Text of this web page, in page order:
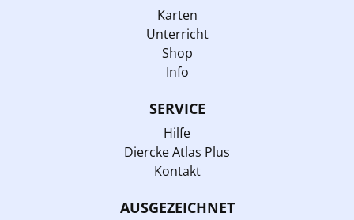
Karten
Unterricht
Shop
Info
SERVICE
Hilfe
Diercke Atlas Plus
Kontakt
AUSGEZEICHNET